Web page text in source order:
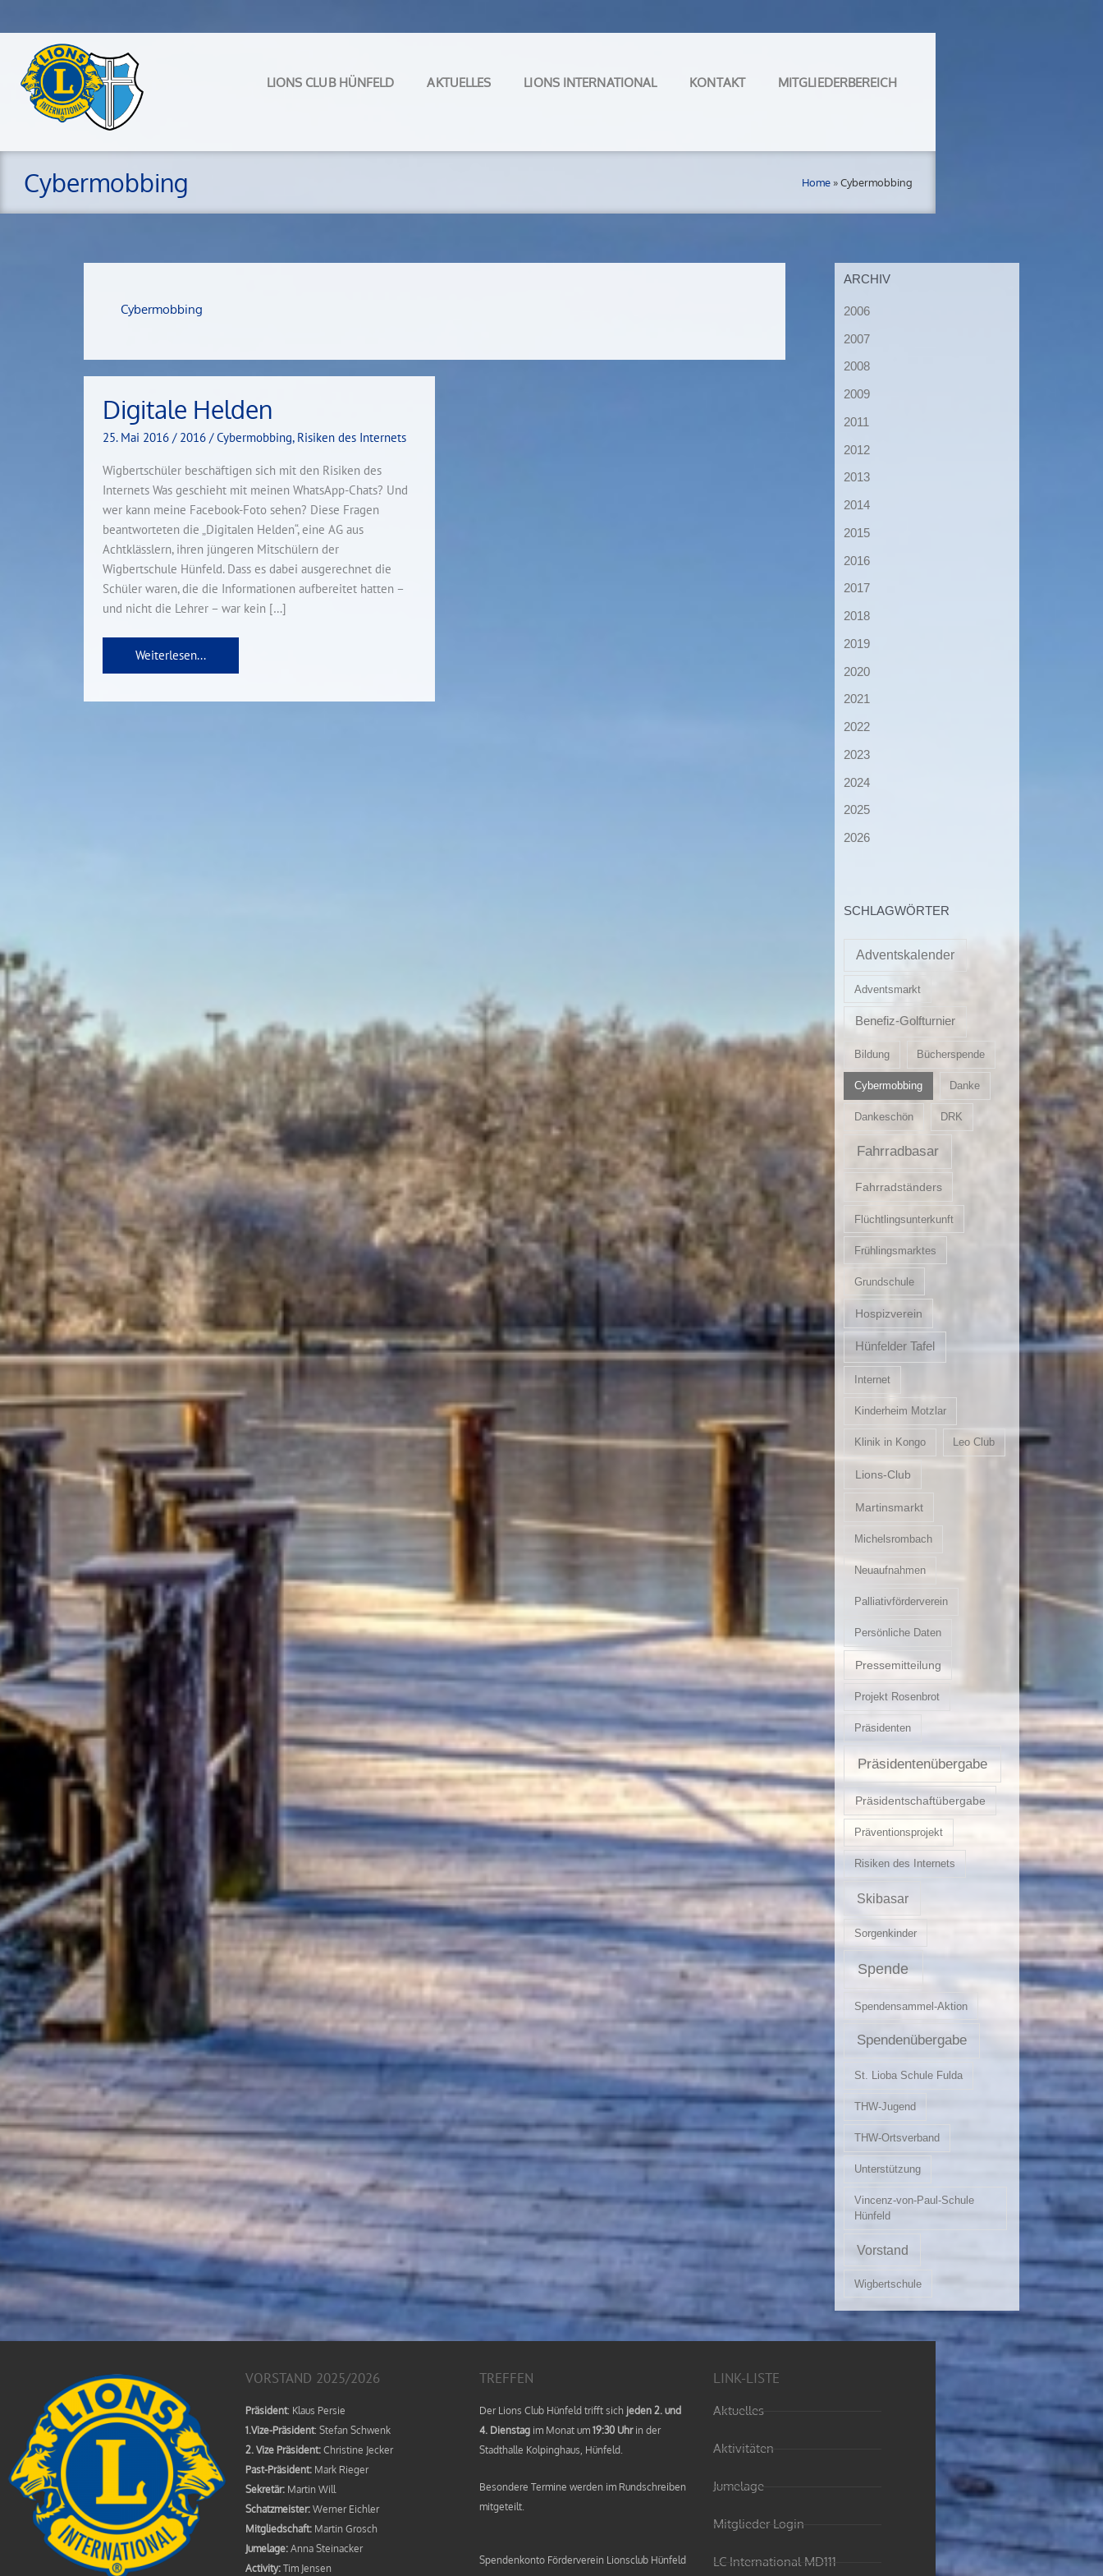
springen
LIONS CLUB HÜNFELD AKTUELLES LIONS INTERNATIONAL KONTAKT MITGLIEDERBEREICH
Cybermobbing Home»Cybermobbing
Cybermobbing
Digitale Helden
25. Mai 2016/ 2016/Cybermobbing, Risiken des Internets
Wigbertschüler beschäftigen sich mit den Risiken des
Internets Was geschieht mit meinen WhatsApp-Chats? Und
wer kann meine Facebook-Foto sehen? Diese Fragen
beantworteten die „Digitalen Helden“, eine AG aus
Achtklässlern, ihren jüngeren Mitschülern der
Wigbertschule Hünfeld. Dass es dabei ausgerechnet die
Schüler waren, die die Informationen aufbereitet hatten –
und nicht die Lehrer – war kein […]
Digitale
Helden
Weiterlesen...
ARCHIV
2006
2007
2008
2009
2011
2012
2013
2014
2015
2016
2017
2018
2019
2020
2021
2022
2023
2024
2025
2026
SCHLAGWÖRTER
Adventskalender
Adventsmarkt
Benefiz-Golfturnier
Bildung Bücherspende
Cybermobbing Danke
Dankeschön DRK
Fahrradbasar
Fahrradständers
Flüchtlingsunterkunft
Frühlingsmarktes
Grundschule
Hospizverein
Hünfelder Tafel
Internet
Kinderheim Motzlar
Klinik in Kongo Leo Club
Lions-Club
Martinsmarkt
Michelsrombach
Neuaufnahmen
Palliativförderverein
Persönliche Daten
Pressemitteilung
Projekt Rosenbrot
Präsidenten
Präsidentenübergabe
Präsidentschaftübergabe
Präventionsprojekt
Risiken des Internets
Skibasar
Sorgenkinder
Spende
Spendensammel-Aktion
Spendenübergabe
St. Lioba Schule Fulda
THW-Jugend
THW-Ortsverband
Unterstützung
Vincenz-von-Paul-Schule
Hünfeld
Vorstand
Wigbertschule
VORSTAND 2025/2026
Präsident: Klaus Persie
1.Vize-Präsident: Stefan Schwenk
2. Vize Präsident: Christine Jecker
Past-Präsident: Mark Rieger
Sekretär: Martin Will
Schatzmeister: Werner Eichler
Mitgliedschaft: Martin Grosch
Jumelage: Anna Steinacker
Activity: Tim Jensen
TREFFEN
Der Lions Club Hünfeld trifft sich jeden 2. und
4. Dienstag im Monat um19:30 Uhrin der
Stadthalle Kolpinghaus, Hünfeld.
Besondere Termine werden im Rundschreiben
mitgeteilt.
Spendenkonto Förderverein Lionsclub Hünfeld
LINK-LISTE
Aktuelles
Aktivitäten
Jumelage
Mitglieder Login
LC International MD111